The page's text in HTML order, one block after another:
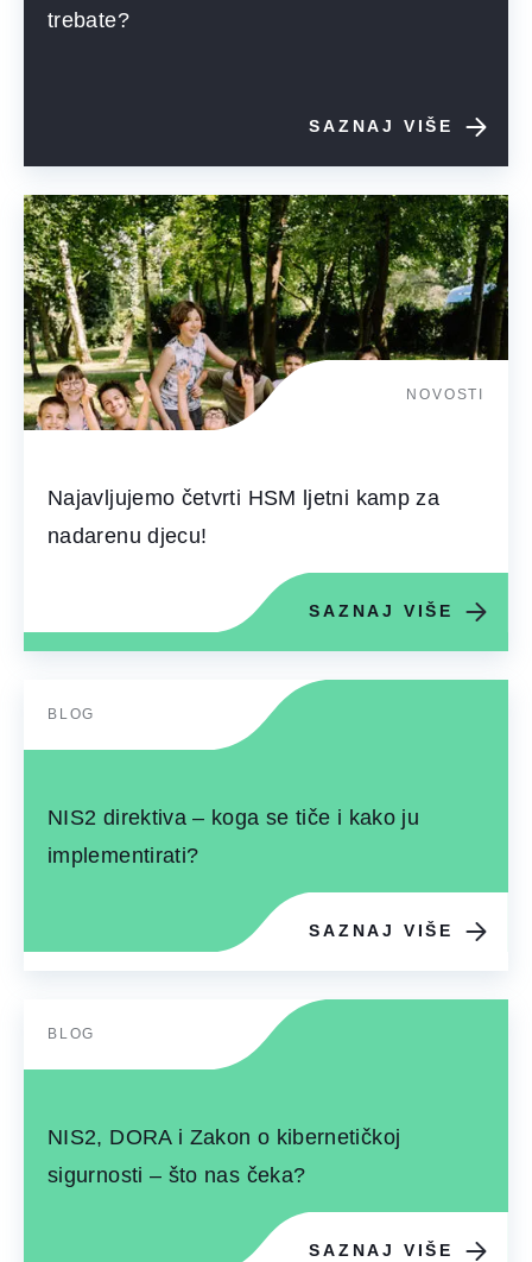
trebate?
SAZNAJ VIŠE
NOVOSTI
Najavljujemo četvrti HSM ljetni kamp za
nadarenu djecu!
SAZNAJ VIŠE
BLOG
NIS2 direktiva – koga se tiče i kako ju
implementirati?
SAZNAJ VIŠE
BLOG
NIS2, DORA i Zakon o kibernetičkoj
sigurnosti – što nas čeka?
SAZNAJ VIŠE